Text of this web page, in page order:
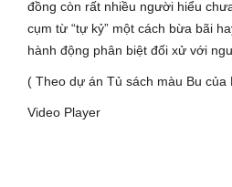
đồng còn rất nhiều người hiểu
cụm từ “tự kỷ” một cách bừa bãi
hành động phân biệt đối xử với
( Theo dự án Tủ sách màu Bu của
Video Player